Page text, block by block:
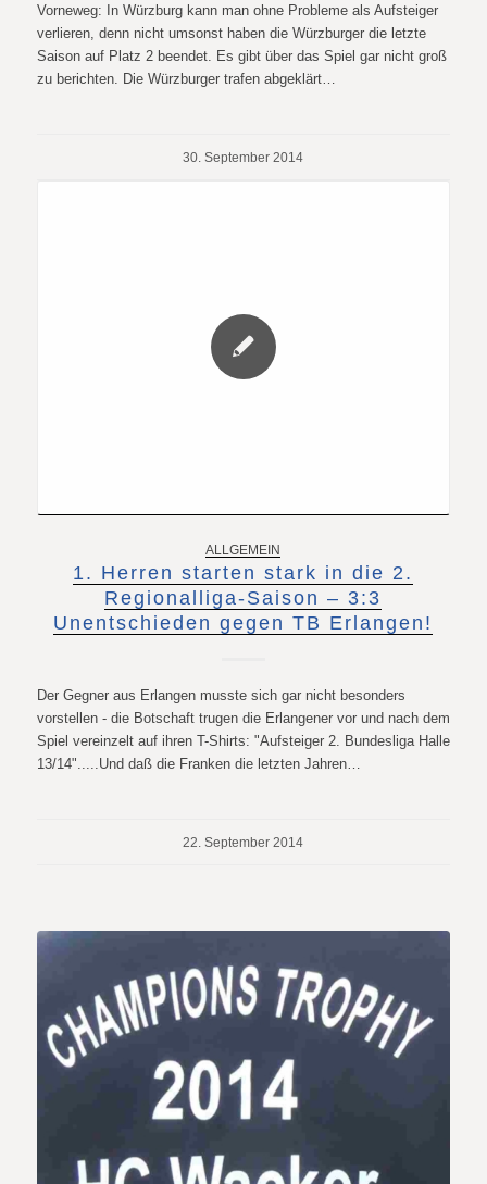
Vorneweg: In Würzburg kann man ohne Probleme als Aufsteiger
verlieren, denn nicht umsonst haben die Würzburger die letzte
Saison auf Platz 2 beendet. Es gibt über das Spiel gar nicht groß
zu berichten. Die Würzburger trafen abgeklärt…
30. September 2014
ALLGEMEIN
1. Herren starten stark in die 2.
Regionalliga-Saison – 3:3
Unentschieden gegen TB Erlangen!
Der Gegner aus Erlangen musste sich gar nicht besonders
vorstellen - die Botschaft trugen die Erlangener vor und nach dem
Spiel vereinzelt auf ihren T-Shirts: "Aufsteiger 2. Bundesliga Halle
13/14".....Und daß die Franken die letzten Jahren…
22. September 2014